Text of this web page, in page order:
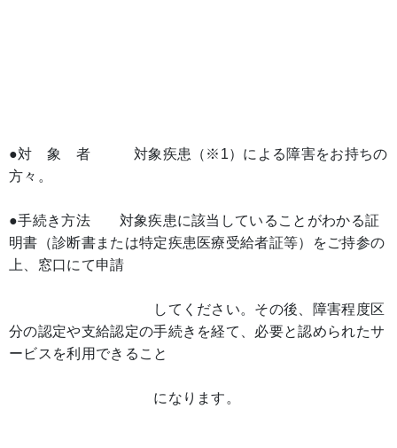
●対 象 者 対象疾患（※1）による障害をお持ちの
方々。
●手続き方法 対象疾患に該当していることがわかる証
明書（診断書または特定疾患医療受給者証等）をご持参の
上、窓口にて申請
してください。その後、障害程度区
分の認定や支給認定の手続きを経て、必要と認められたサ
ービスを利用できること
になります。